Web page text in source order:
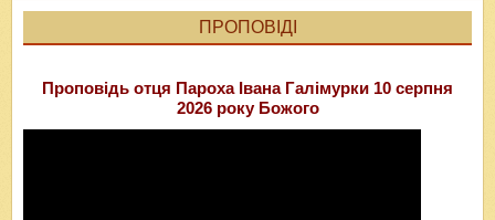
ПРОПОВІДІ
Проповідь отця Пароха Івана Галімурки 10 серпня
2026 року Божого